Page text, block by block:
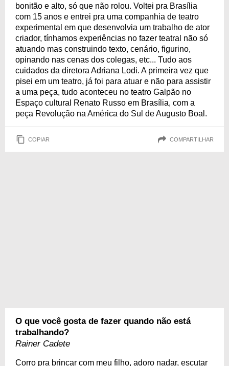
bonitão e alto, só que não rolou. Voltei pra Brasília
com 15 anos e entrei pra uma companhia de teatro
experimental em que desenvolvia um trabalho de ator
criador, tínhamos experiências no fazer teatral não só
atuando mas construindo texto, cenário, figurino,
opinando nas cenas dos colegas, etc... Tudo aos
cuidados da diretora Adriana Lodi. A primeira vez que
pisei em um teatro, já foi para atuar e não para assistir
a uma peça, tudo aconteceu no teatro Galpão no
Espaço cultural Renato Russo em Brasília, com a
peça Revolução na América do Sul de Augusto Boal.
COPIAR COMPARTILHAR
O que você gosta de fazer quando não está
trabalhando?
Rainer Cadete
Corro pra brincar com meu filho, adoro nadar, escutar